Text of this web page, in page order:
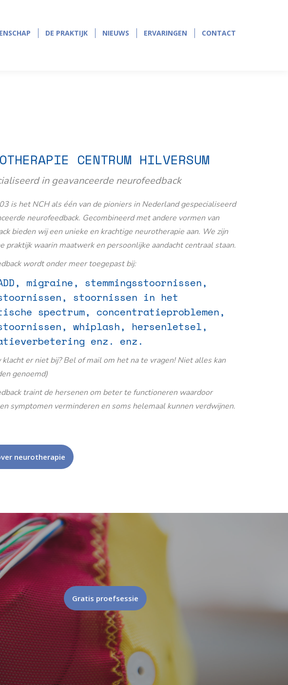
in
in
DE PRAKTIJK NIEUWS ERVARINGEN CONTACT
CENTRUM HILVERSUM
in geavanceerde neurofeedback
is het NCH als één van de pioniers in Nederland gespecialiseerd
neurofeedback. Gecombineerd met andere vormen van
bieden wij een unieke en krachtige neurotherapie aan. We zijn
praktijk waarin maatwerk en persoonlijke aandacht centraal staan.
wordt onder meer toegepast bij:
ADD, migraine, stemmingsstoornissen,
stoornissen in het
spectrum, concentratieproblemen,
whiplash, hersenletsel,
enz. enz.
klacht er niet bij? Bel of mail om het na te vragen! Niet alles kan
genoemd)
traint de hersenen om beter te functioneren waardoor
symptomen verminderen en soms helemaal kunnen verdwijnen.
neurotherapie
Gratis proefsessie
DE PRAKTIJK NIEUWS ERVARINGEN CONTACT